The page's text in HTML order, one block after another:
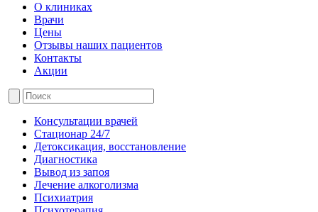
О клиниках
Врачи
Цены
Отзывы наших пациентов
Контакты
Акции
Консультации врачей
Стационар 24/7
Детоксикация, восстановление
Диагностика
Вывод из запоя
Лечение алкоголизма
Психиатрия